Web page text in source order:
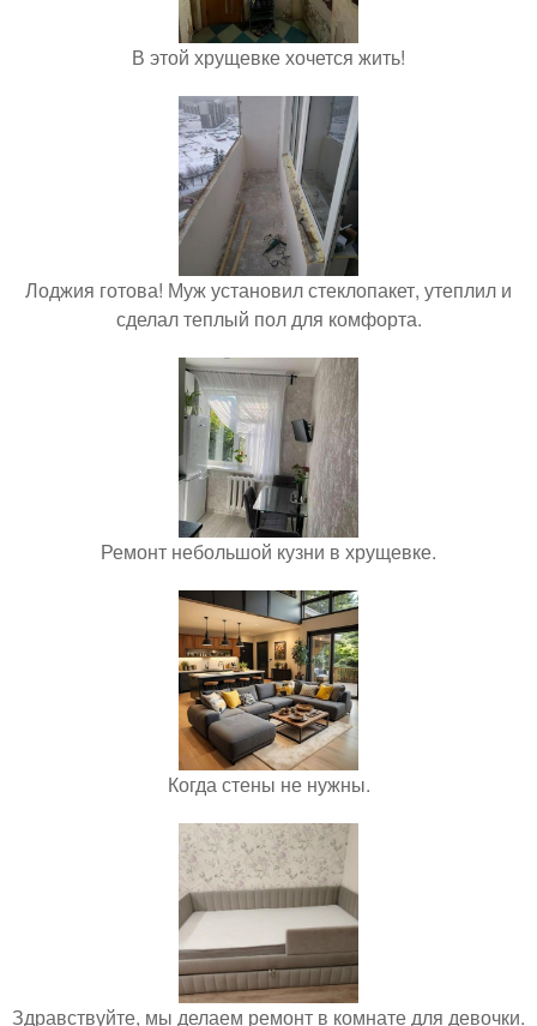
В этой хрущевке хочется жить!
Лоджия готова! Муж установил стеклопакет, утеплил и
сделал теплый пол для комфорта.
Ремонт небольшой кузни в хрущевке.
Когда стены не нужны.
Здравствуйте, мы делаем ремонт в комнате для девочки.